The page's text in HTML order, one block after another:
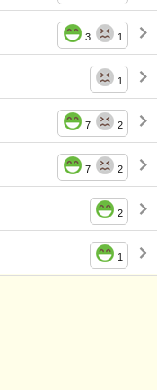
3 1
1
7 2
7 2
2
1